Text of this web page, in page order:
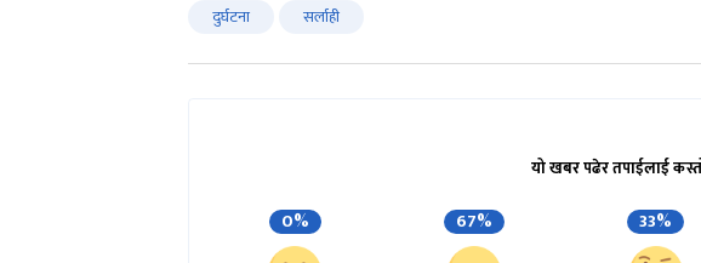
दुर्घटना सर्लाही
यो खबर पढेर तपाईलाई
0% 67% 33%